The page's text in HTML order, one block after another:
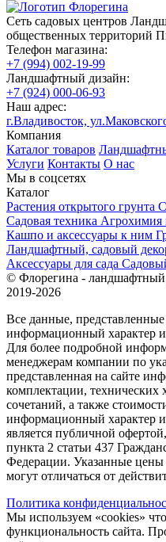
Сеть садовых центров
общественных территорий
Телефон магазина:
+7 (994) 002-19-99
Ландшафтный дизайн:
+7 (924) 000-06-93
Наш адрес:
г.Владивосток,
Компания
Каталог товаров
Услуги Контакты О нас
Мы в соцсетях
Каталог
Растения открытого грунта
Садовая техника Агрохимия
Кашпо и аксессуары к ним
Ландшафтный, садовый
Аксессуары для сада
© Флорегина - ландшафтный
2019-2026
Все данные, представленные
информационный характер
Для более подробной
менеджерам компании по
представленная на сайте
комплектации, технических
сочетаний, а также
информационный характер
является публичной
пункта 2 статьи 437
Федерации. Указанные
могут отличаться от
Политика
Мы используем «cookies»
функциональность сайта.